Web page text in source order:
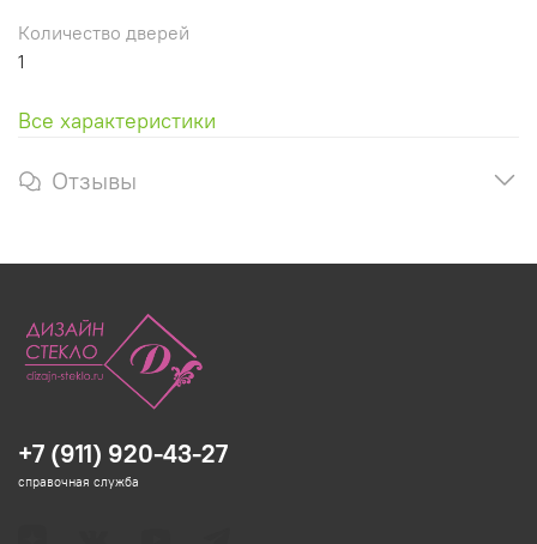
Количество дверей
1
Все характеристики
Отзывы
+7 (911) 920-43-27
справочная служба